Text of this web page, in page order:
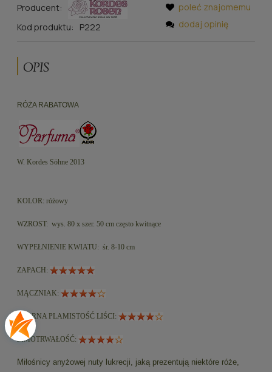
Producent:
Kod produktu:
P222
poleć znajomemu
dodaj opinię
OPIS
RÓŻA RABATOWA
W. Kordes Söhne 2013
KOLOR: różowy
WZROST: wys. 80 x szer. 50 cm często kwitnące
WYPEŁNIENIE KWIATU: śr. 8-10 cm
ZAPACH:
MĄCZNIAK:
CZARNA PLAMISTOŚĆ LIŚCI:
ZIMOTRWAŁOŚĆ:
Miłośnicy anyżowej nuty lukrecji, jaką prezentują niektóre róże,